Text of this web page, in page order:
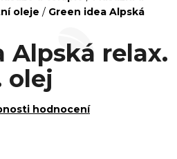
oleje / Green idea Alpská
Alpská relax.
olej
hodnocení